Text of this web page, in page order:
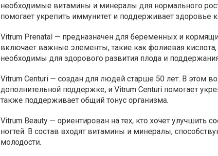
необходимые витамины и минералы для нормального
помогает укрепить иммунитет и поддерживает здоровье
Vitrum Prenatal — предназначен для беременных и
включает важные элементы, такие как фолиевая
необходимы для здорового развития плода и
Vitrum Centuri — создан для людей старше 50 лет. В этом
дополнительной поддержке, и Vitrum Centuri помогает
также поддерживает общий тонус организма.
Vitrum Beauty — ориентирован на тех, кто хочет улучшить
ногтей. В состав входят витамины и минералы,
молодости.